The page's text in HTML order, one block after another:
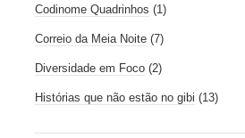
Codinome Quadrinhos (1)
Correio da Meia Noite (7)
Diversidade em Foco (2)
Histórias que não estão no gibi (13)